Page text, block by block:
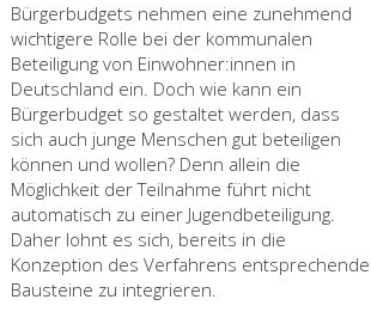
Bürgerbudgets nehmen eine zunehmend
wichtigere Rolle bei der kommunalen
Beteiligung von Einwohner:innen in
Deutschland ein. Doch wie kann ein
Bürgerbudget so gestaltet werden, dass
sich auch junge Menschen gut beteiligen
können und wollen? Denn allein die
Möglichkeit der Teilnahme führt nicht
automatisch zu einer Jugendbeteiligung.
Daher lohnt es sich, bereits in die
Konzeption des Verfahrens entsprechende
Bausteine zu integrieren.